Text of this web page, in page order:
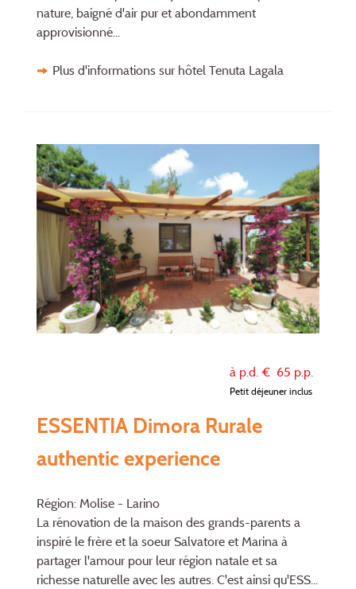
nature, baigné d'air pur et abondamment
approvisionné...
Plus d'informations sur hôtel Tenuta Lagala
à p.d. € 65 p.p.
Petit déjeuner inclus
ESSENTIA Dimora Rurale
authentic experience
Région: Molise - Larino
La rénovation de la maison des grands-parents a
inspiré le frère et la soeur Salvatore et Marina à
partager l'amour pour leur région natale et sa
richesse naturelle avec les autres. C'est ainsi qu'ESS...